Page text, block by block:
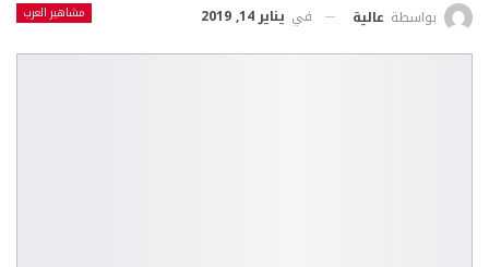
مشاهير العرب بواسطة عالية في يناير 14, 2019